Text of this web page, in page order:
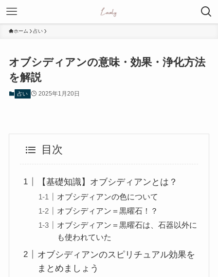
ホーム 占い
オブシディアンの意味・効果・浄化方法
を解説
占い 2025年1月20日
目次
【基礎知識】オブシディアンとは？
オブシディアンの色について
オブシディアン＝黒曜石！？
オブシディアン＝黒曜石は、石器以外に
も使われていた
オブシディアンのスピリチュアル効果を
まとめましょう